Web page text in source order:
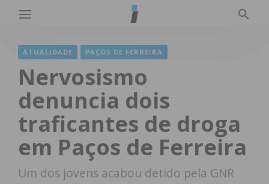
ATUALIDADE PAÇOS DE FERREIRA
Nervosismo
denuncia dois
traficantes de droga
em Paços de Ferreira
Um dos jovens acabou detido pela GNR